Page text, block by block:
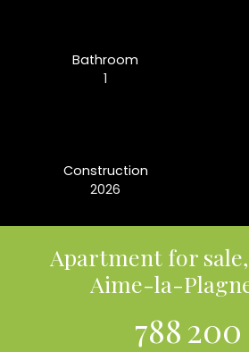
Bathroom
1
Construction
2026
Apartment for
Aime-la-Plagne
788 200